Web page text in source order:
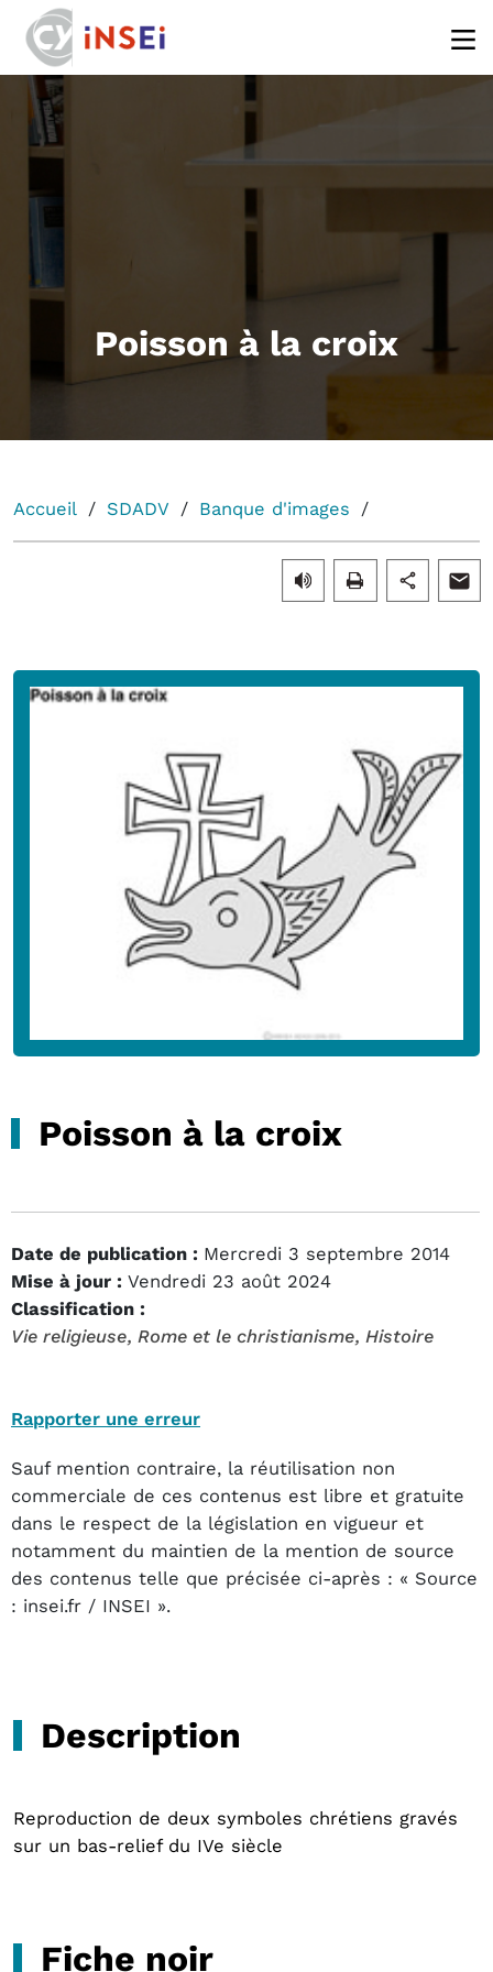
Poisson à la croix
Accueil SDADV Banque d'images
Poisson à la croix
Date de publication : Mercredi 3 septembre 2014
Mise à jour : Vendredi 23 août 2024
Classification :
Vie religieuse, Rome et le christianisme, Histoire
Rapporter une erreur
Sauf mention contraire, la réutilisation non
commerciale de ces contenus est libre et gratuite
dans le respect de la législation en vigueur et
notamment du maintien de la mention de source
des contenus telle que précisée ci-après : « Source
: insei.fr / INSEI ».
Description
Reproduction de deux symboles chrétiens gravés
sur un bas-relief du IVe siècle
Fiche noir